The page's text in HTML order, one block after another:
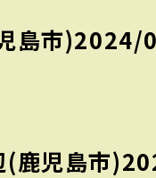
島市)2024/
(鹿児島市